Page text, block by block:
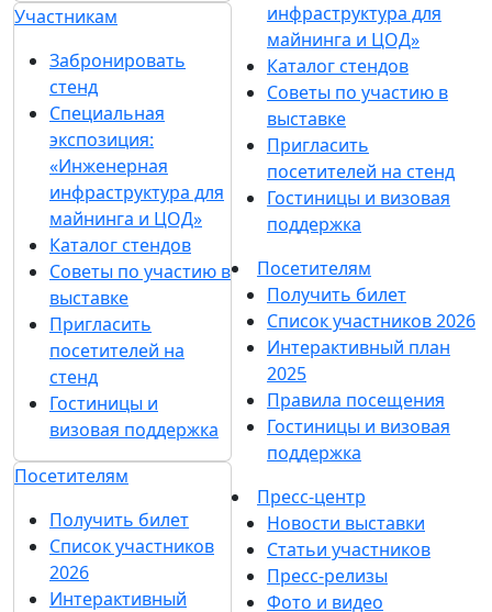
Участникам
Забронировать
стенд
Специальная
экспозиция:
«Инженерная
инфраструктура для
майнинга и ЦОД»
Каталог стендов
Советы по участию в
выставке
Пригласить
посетителей на
стенд
Гостиницы и
визовая поддержка
Посетителям
Получить билет
Список участников
2026
Интерактивный
инфраструктура для
майнинга и ЦОД»
Каталог стендов
Советы по участию в
выставке
Пригласить
посетителей на стенд
Гостиницы и визовая
поддержка
Посетителям
Получить билет
Список участников 2026
Интерактивный план
2025
Правила посещения
Гостиницы и визовая
поддержка
Пресс-центр
Новости выставки
Статьи участников
Пресс-релизы
Фото и видео